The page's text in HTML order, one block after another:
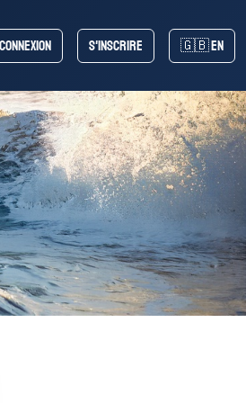
Connexion S'inscrire 🇬🇧 EN